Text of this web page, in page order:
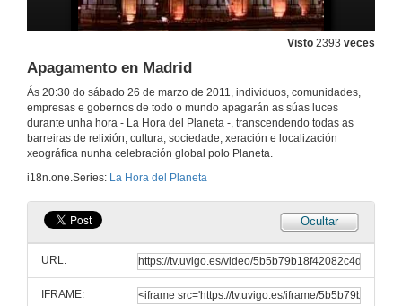
Visto 2393 veces
Apagamento en Madrid
Ás 20:30 do sábado 26 de marzo de 2011, individuos, comunidades,
empresas e gobernos de todo o mundo apagarán as súas luces
durante unha hora - La Hora del Planeta -, transcendendo todas as
barreiras de relixión, cultura, sociedade, xeración e localización
xeográfica nunha celebración global polo Planeta.
i18n.one.Series: La Hora del Planeta
Ocultar
URL:
IFRAME:
24 de mar. de 2011
Paco León
24 de mar. de 2011
Raúl Arévalo
24 de mar. de 2011
22 de mar. de 2011